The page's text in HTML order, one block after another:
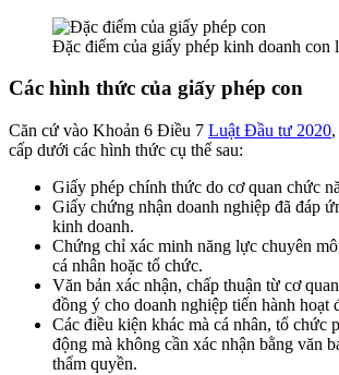
Đặc điểm của giấy phép kinh doanh con
Các hình thức của giấy phép con
Căn cứ vào Khoản 6 Điều 7 Luật Đầu tư 2020
cấp dưới các hình thức cụ thể sau:
Giấy phép chính thức do cơ quan chức
Giấy chứng nhận doanh nghiệp đã đáp
kinh doanh.
Chứng chỉ xác minh năng lực chuyên
cá nhân hoặc tổ chức.
Văn bản xác nhận, chấp thuận từ cơ
đồng ý cho doanh nghiệp tiến hành hoạt
Các điều kiện khác mà cá nhân, tổ chức
động mà không cần xác nhận bằng văn
thẩm quyền.